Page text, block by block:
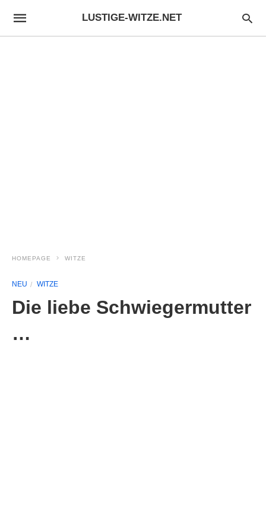
LUSTIGE-WITZE.NET
HOMEPAGE WITZE
NEU WITZE
Die liebe Schwiegermutter
…